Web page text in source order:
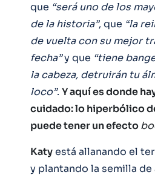
que “será uno de los
de la historia”, que “la
de vuelta con su mejor
fecha”y que “tiene
la cabeza, detruirán tu
loco”. Y aquí es donde
cuidado: lo hiperbólico
puede tener un efecto
Katyestá allanando el
y plantando la semilla de